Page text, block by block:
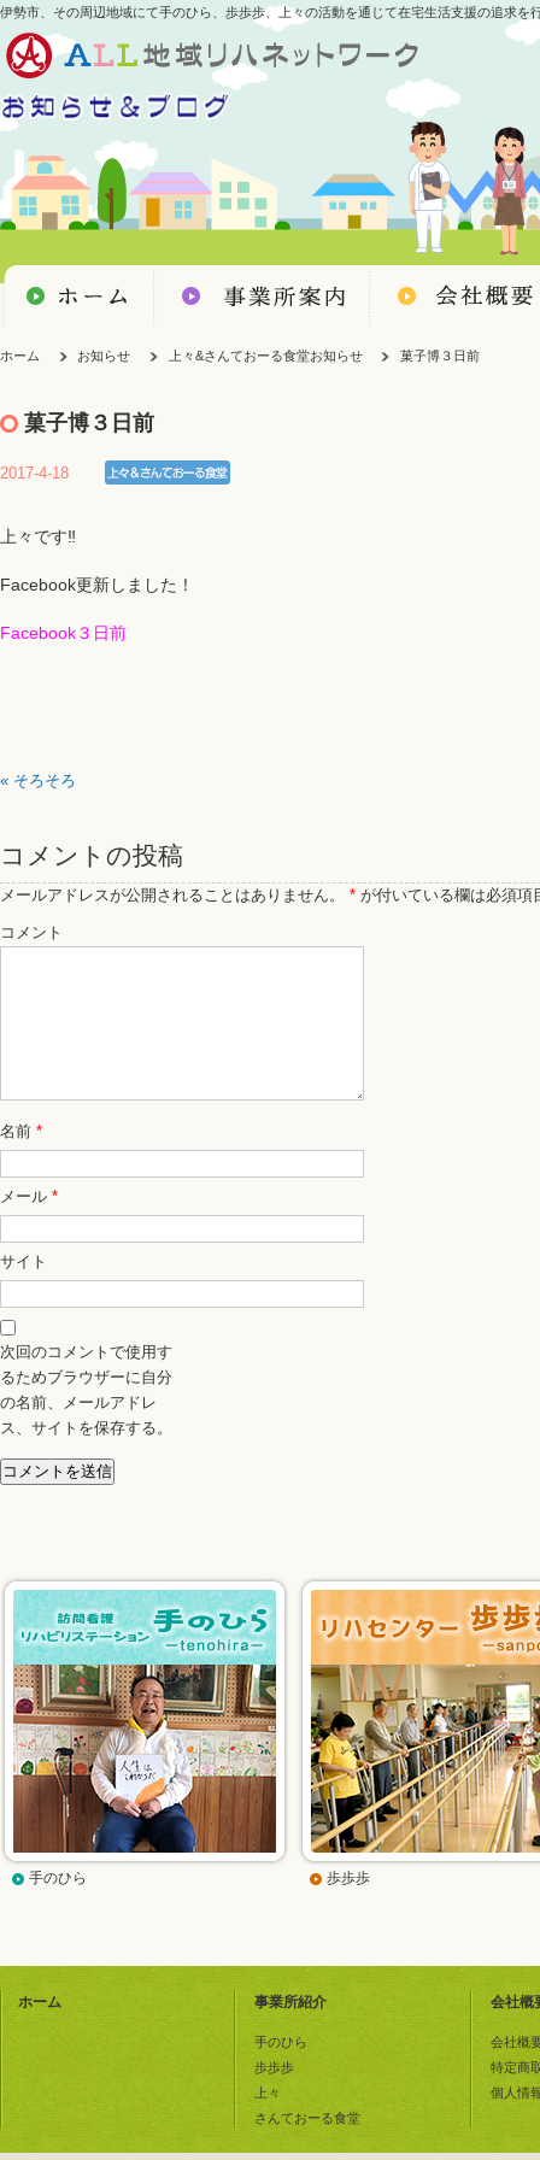
伊勢市、その周辺地域にて手のひら、歩歩歩、上々の活動を通じて在宅生活支援の追求を
ホーム お知らせ 上々&さんておーる食堂お知らせ 菓子博３日前
菓子博３日前
2017-4-18
上々です‼
Facebook更新しました！
Facebook３日前
« そろそろ
コメントの投稿
メールアドレスが公開されることはありません。 * が付いている欄は必須項
コメント
名前 *
メール *
サイト
次回のコメントで使用す
るためブラウザーに自分
の名前、メールアドレ
ス、サイトを保存する。
手のひら 歩歩歩
ホーム 事業所紹介
手のひら
歩歩歩
上々
さんておーる食堂
会社概
会社概
特定商
個人情